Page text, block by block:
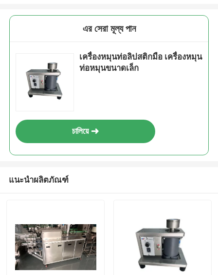
এর সেরা মূল্য পান
เครื่องหมุนท่อลิปสติกมือ เครื่องหมุน
ท่อหมุนขนาดเล็ก
চালিয়ে
แนะนำผลิตภัณฑ์